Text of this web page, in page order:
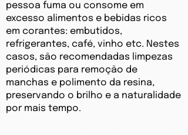
pessoa fuma ou consome em
excesso alimentos e bebidas ricos
em corantes: embutidos,
refrigerantes, café, vinho etc. Nestes
casos, são recomendadas limpezas
periódicas para remoção de
manchas e polimento da resina,
preservando o brilho e a naturalidade
por mais tempo.